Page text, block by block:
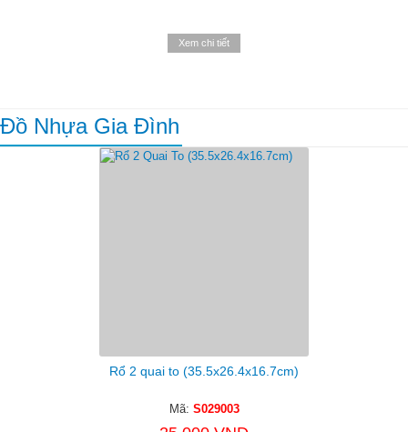
Xem chi tiết
Đồ Nhựa Gia Đình
Rổ 2 quai to (35.5x26.4x16.7cm)
Mã: S029003